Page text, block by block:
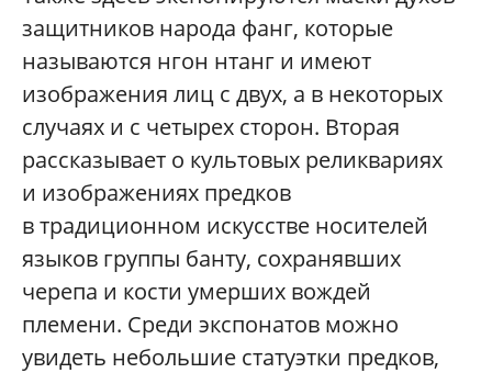
защитников народа фанг, которые
называются нгон нтанг и имеют
изображения лиц с двух, а в некоторых
случаях и с четырех сторон. Вторая
рассказывает о культовых реликвариях
и изображениях предков
в традиционном искусстве носителей
языков группы банту, сохранявших
черепа и кости умерших вождей
племени. Среди экспонатов можно
увидеть небольшие статуэтки предков,